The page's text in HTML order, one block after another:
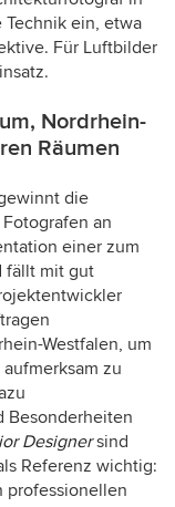
Technik ein, etwa
Für Luftbilder
Nordrhein-
Räumen
die
an
einer zum
fällt mit gut
Westfalen, um
zu
Besonderheiten
Designersind
Referenz wichtig:
professionellen